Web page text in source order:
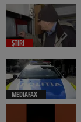
ȘTIRI
MEDIAFAX